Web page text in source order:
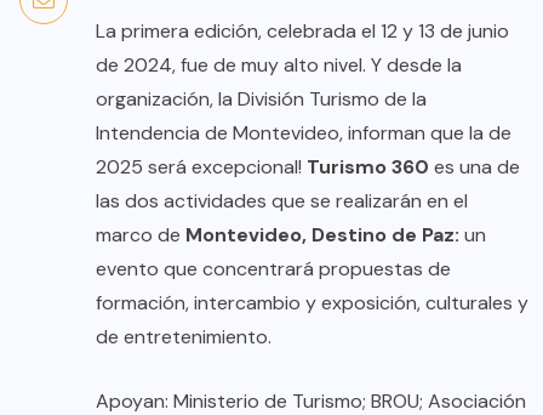
La primera edición, celebrada el 12 y 13 de junio
de 2024, fue de muy alto nivel. Y desde la
organización, la División Turismo de la
Intendencia de Montevideo, informan que la de
2025 será excepcional! Turismo 360 es una de
las dos actividades que se realizarán en el
marco de Montevideo, Destino de Paz: un
evento que concentrará propuestas de
formación, intercambio y exposición, culturales y
de entretenimiento.
Apoyan: Ministerio de Turismo; BROU; Asociación